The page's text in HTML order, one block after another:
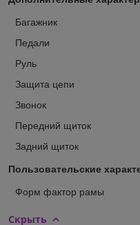
Багажник
Педали
Руль
Защита цепи
Звонок
Передний щиток
Задний щиток
Пользовательские
Форм фактор рамы
Скрыть